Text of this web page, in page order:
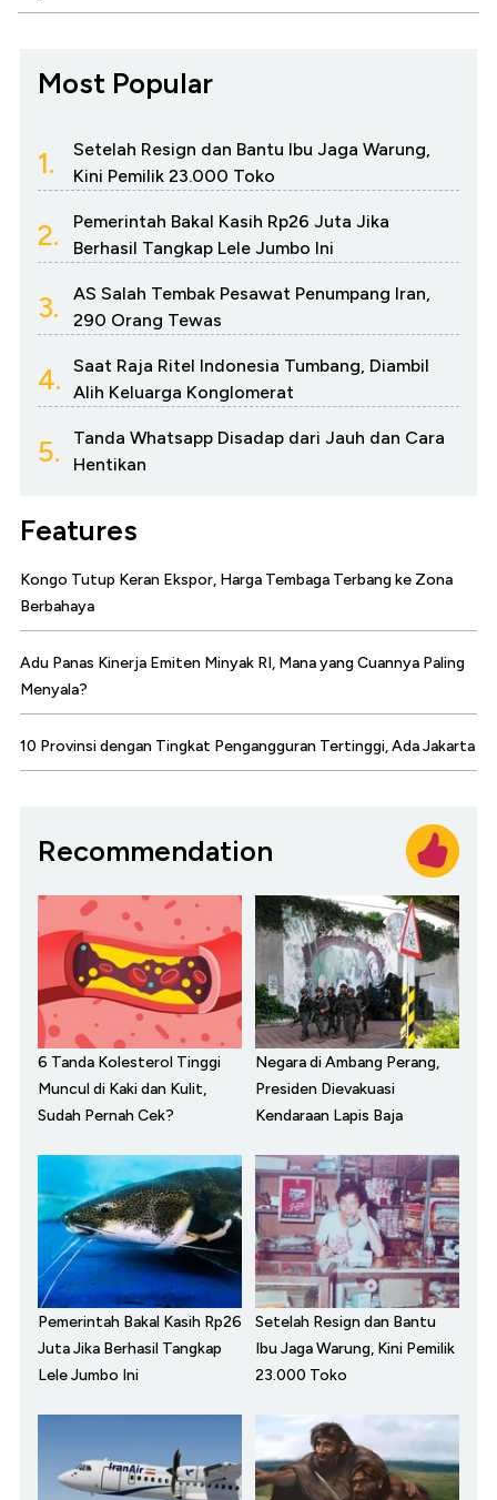
Most Popular
1.
Setelah Resign dan Bantu Ibu Jaga Warung,
Kini Pemilik 23.000 Toko
2.
Pemerintah Bakal Kasih Rp26 Juta Jika
Berhasil Tangkap Lele Jumbo Ini
3.
AS Salah Tembak Pesawat Penumpang Iran,
290 Orang Tewas
4.
Saat Raja Ritel Indonesia Tumbang, Diambil
Alih Keluarga Konglomerat
5.
Tanda Whatsapp Disadap dari Jauh dan Cara
Hentikan
Features
Kongo Tutup Keran Ekspor, Harga Tembaga Terbang ke Zona
Berbahaya
Adu Panas Kinerja Emiten Minyak RI, Mana yang Cuannya Paling
Menyala?
10 Provinsi dengan Tingkat Pengangguran Tertinggi, Ada Jakarta
Recommendation
6 Tanda Kolesterol Tinggi
Muncul di Kaki dan Kulit,
Sudah Pernah Cek?
Negara di Ambang Perang,
Presiden Dievakuasi
Kendaraan Lapis Baja
Pemerintah Bakal Kasih Rp26
Juta Jika Berhasil Tangkap
Lele Jumbo Ini
Setelah Resign dan Bantu
Ibu Jaga Warung, Kini Pemilik
23.000 Toko